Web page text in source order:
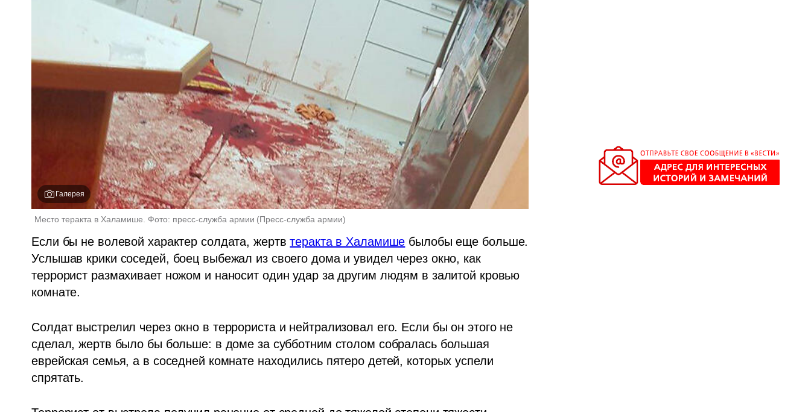
Галерея
Место теракта в Халамише. Фото: пресс-служба армии (Пресс-служба армии)
Если бы не волевой характер солдата, жертв теракта в Халамише былобы еще больше.
Услышав крики соседей, боец выбежал из своего дома и увидел через окно, как
террорист размахивает ножом и наносит один удар за другим людям в залитой кровью
комнате.
Солдат выстрелил через окно в террориста и нейтрализовал его. Если бы он этого не
сделал, жертв было бы больше: в доме за субботним столом собралась большая
еврейская семья, а в соседней комнате находились пятеро детей, которых успели
спрятать.